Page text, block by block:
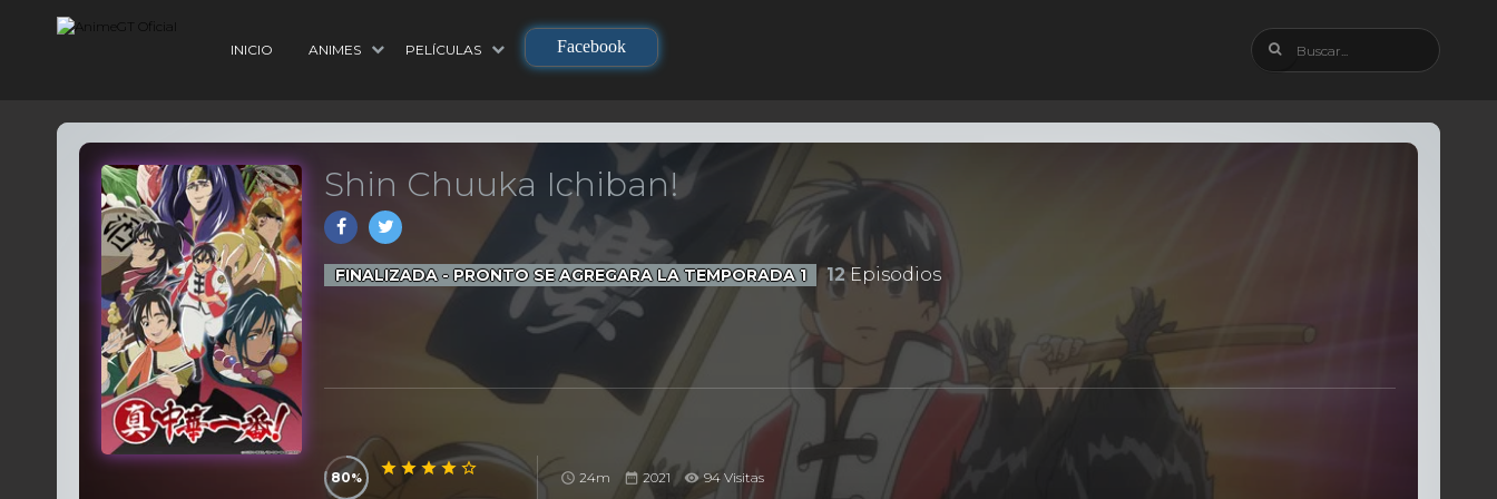
INICIO ANIMES PELÍCULAS Facebook
Shin Chuuka Ichiban!
FINALIZADA - PRONTO SE AGREGARA LA TEMPORADA 1 12Episodios
80 24m 2021 94 Visitas